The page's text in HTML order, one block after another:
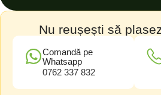
Nu reușești să
Comandă pe
Whatsapp
0762 337 832